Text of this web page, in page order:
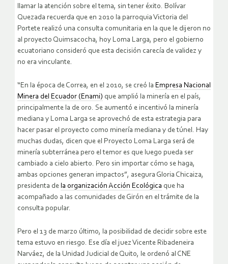
llamar la atención sobre el tema, sin tener éxito. Bolívar
Quezada recuerda que en 2010 la parroquia Victoria del
Portete realizó una consulta comunitaria en la que le dijeron no
al proyecto Quimsacocha, hoy Loma Larga, pero el gobierno
ecuatoriano consideró que esta decisión carecía de validez y
no era vinculante.
“En la época de Correa, en el 2010, se creó la Empresa Nacional
Minera del Ecuador (Enami) que amplió la minería en el país,
principalmente la de oro. Se aumentó e incentivó la minería
mediana y Loma Larga se aprovechó de esta estrategia para
hacer pasar el proyecto como minería mediana y de túnel. Hay
muchas dudas, dicen que el Proyecto Loma Larga será de
minería subterránea pero el temor es que luego pueda ser
cambiado a cielo abierto. Pero sin importar cómo se haga,
ambas opciones generan impactos”, asegura Gloria Chicaiza,
presidenta de la organización Acción Ecológica que ha
acompañado a las comunidades de Girón en el trámite de la
consulta popular.
Pero el 13 de marzo último, la posibilidad de decidir sobre este
tema estuvo en riesgo. Ese día el juez Vicente Ribadeneira
Narváez, de la Unidad Judicial de Quito, le ordenó al CNE